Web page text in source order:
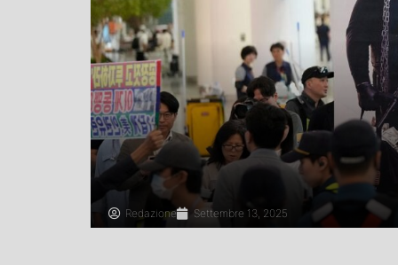
Redazione Settembre 13, 2025